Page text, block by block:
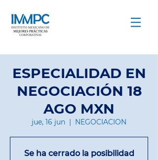
COMPARTIR PARA CRECER
ESPECIALIDAD EN
NEGOCIACIÓN 18
AGO MXN
jue, 16 jun
  |
NEGOCIACION
Se ha cerrado la posibilidad